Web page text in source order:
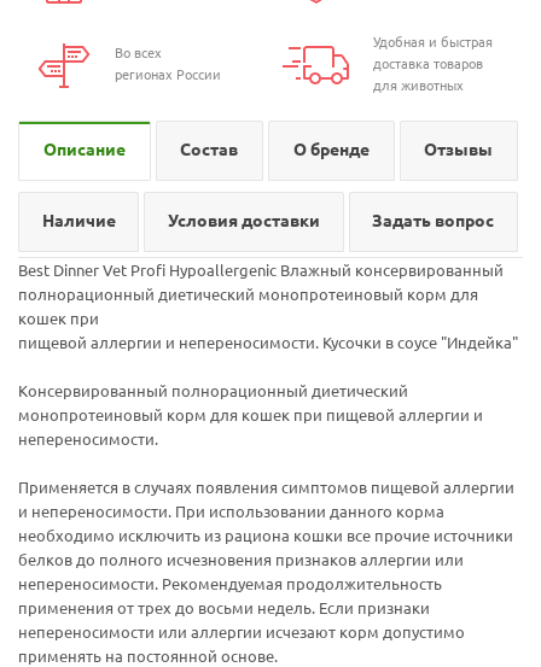
Во всех
регионах России
Удобная и быстрая
доставка товаров
для животных
Описание Состав О бренде Отзывы
Наличие Условия доставки Задать вопрос
Best Dinner Vet Profi Hypoallergenic Влажный консервированный
полнорационный диетический монопротеиновый корм для
кошек при
пищевой аллергии и непереносимости. Кусочки в соусе "Индейка"
Консервированный полнорационный диетический
монопротеиновый корм для кошек при пищевой аллергии и
непереносимости.
Применяется в случаях появления симптомов пищевой аллергии
и непереносимости. При использовании данного корма
необходимо исключить из рациона кошки все прочие источники
белков до полного исчезновения признаков аллергии или
непереносимости. Рекомендуемая продолжительность
применения от трех до восьми недель. Если признаки
непереносимости или аллергии исчезают корм допустимо
применять на постоянной основе.